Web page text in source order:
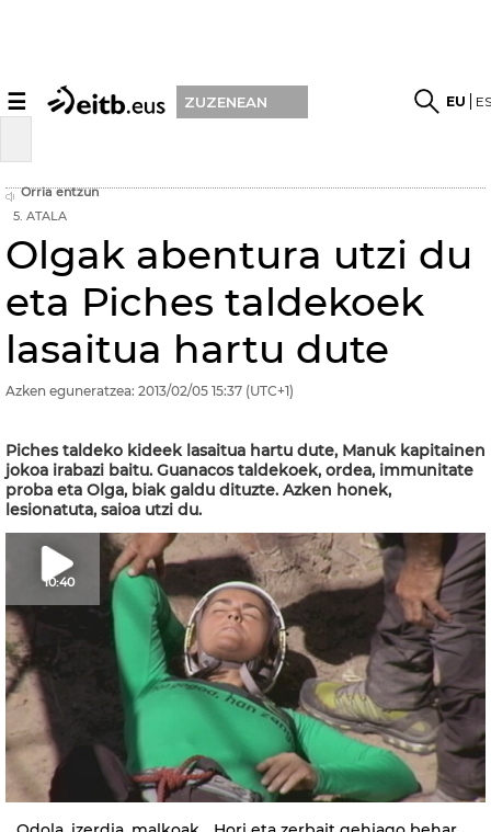
☰ ZUZENEAN EU
Orria entzun
5. ATALA
Olgak abentura utzi du
eta Piches taldekoek
lasaitua hartu dute
Azken eguneratzea: 2013/02/05 15:37 (UTC+1)
Piches taldeko kideek lasaitua hartu dute, Manuk kapitainen
jokoa irabazi baitu. Guanacos taldekoek, ordea, immunitate
proba eta Olga, biak galdu dituzte. Azken honek,
lesionatuta, saioa utzi du.
10:40